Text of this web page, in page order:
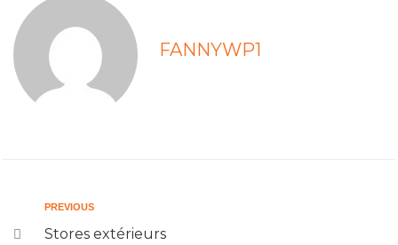
FANNYWP1
PREVIOUS
Stores extérieurs